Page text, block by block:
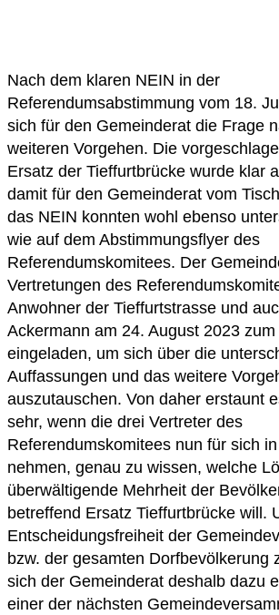
Nach dem klaren NEIN in der
Referendumsabstimmung vom 18.
sich für den Gemeinderat die Frage
weiteren Vorgehen. Die
Ersatz der Tieffurtbrücke wurde klar
damit für den Gemeinderat vom
das NEIN konnten wohl ebenso
wie auf dem Abstimmungsflyer des
Referendumskomitees. Der
Vertretungen des
Anwohner der Tieffurtstrasse und
Ackermann am 24. August 2023
eingeladen, um sich über die
Auffassungen und das weitere
auszutauschen. Von daher erstaunt
sehr, wenn die drei Vertreter des
Referendumskomitees nun für sich
nehmen, genau zu wissen, welche
überwältigende Mehrheit der
betreffend Ersatz Tieffurtbrücke will.
Entscheidungsfreiheit der
bzw. der gesamten Dorfbevölkerung
sich der Gemeinderat deshalb dazu
einer der nächsten